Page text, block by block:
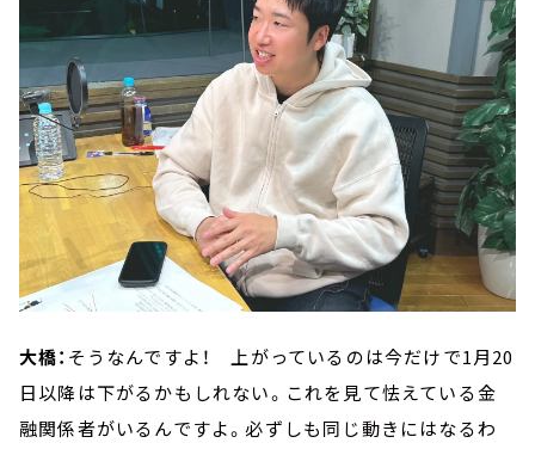
大橋： そうなんですよ！ 上がっているのは今だけで1月20
日以降は下がるかもしれない。これを見て怯えている金
融関係者がいるんですよ。必ずしも同じ動きにはなるわ